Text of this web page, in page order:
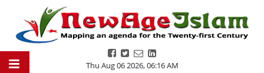
Thu Aug 06 2026,06:16 AM